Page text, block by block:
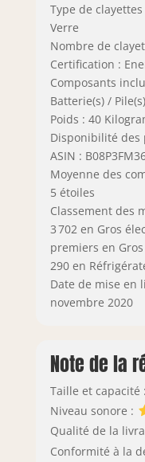
Type de
Verre
Nombre de
Certification :
Composants
Batterie(s) /
Poids : 40
Disponibilité des
ASIN :
Moyenne des
5 étoiles
Classement des
3 702 en Gros
premiers en
290 en
Date de mise en
novembre 2020
Note de la
Taille et capacité :
Niveau sonore :
Qualité de la
Conformité à la